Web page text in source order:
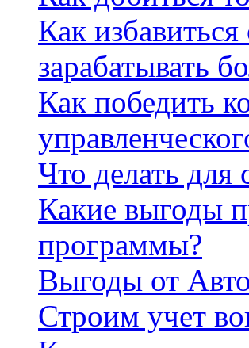
Как
зарабатывать
Как победить
Что делать для
Какие выгоды
программы?
Выгоды от
Строим учет